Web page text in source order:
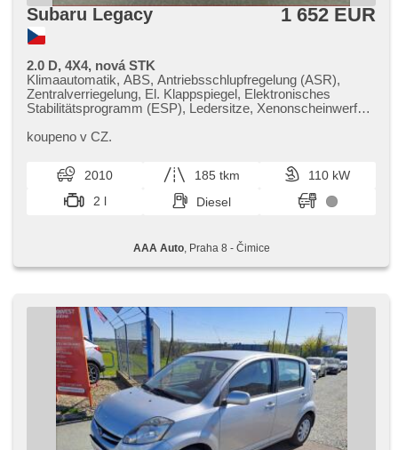
Subaru Legacy 1 652 EUR
2.0 D, 4X4, nová STK
Klimaautomatik, ABS, Antriebsschlupfregelung (ASR),
Zentralverriegelung, El. Klappspiegel, Elektronisches
Stabilitätsprogramm (ESP), Ledersitze, Xenonscheinwerfer,
Parkassistent, Servolenkung, El. Seitenscheiben, Autoradio,
koupeno v CZ.
2010 185 tkm
110 kW
2 l
Diesel
AAA Auto, Praha 8 - Čimice